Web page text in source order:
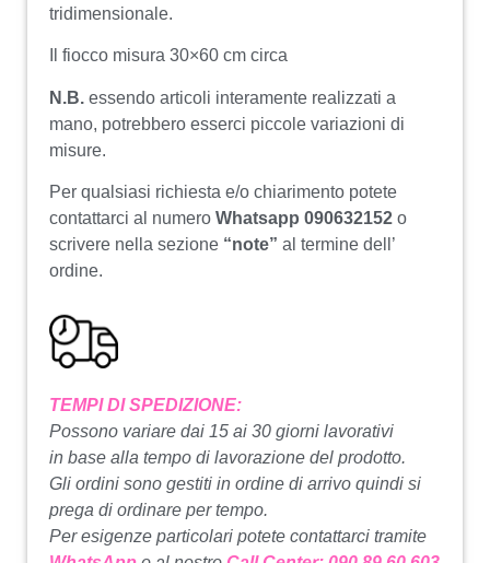
tridimensionale.
Il fiocco misura 30×60 cm circa
N.B. essendo articoli interamente realizzati a
mano, potrebbero esserci piccole variazioni di
misure.
Per qualsiasi richiesta e/o chiarimento potete
contattarci al numero Whatsapp 090632152 o
scrivere nella sezione “note” al termine dell’
ordine.
TEMPI DI SPEDIZIONE:
Possono variare dai 15 ai 30 giorni lavorativi
in base alla tempo di lavorazione del prodotto.
Gli ordini sono gestiti in ordine di arrivo quindi si
prega di ordinare per tempo.
Per esigenze particolari potete contattarci tramite